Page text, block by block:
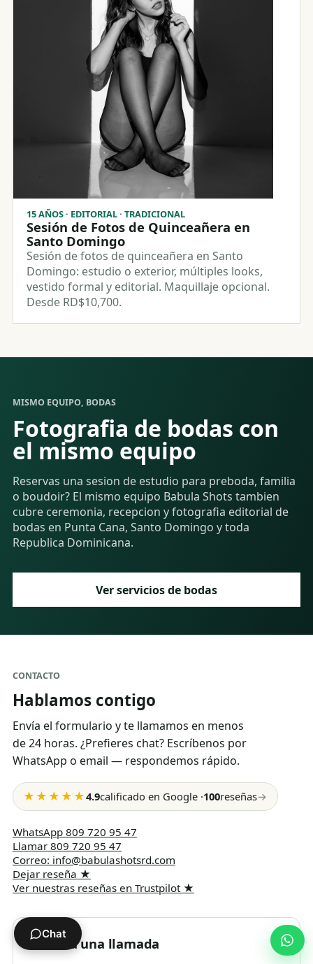
15 AÑOS · EDITORIAL · TRADICIONAL
Sesión de Fotos de Quinceañera en
Santo Domingo
Sesión de fotos de quinceañera en Santo
Domingo: estudio o exterior, múltiples looks,
vestido formal y editorial. Maquillaje opcional.
Desde RD$10,700.
MISMO EQUIPO, BODAS
Fotografia de bodas con
el mismo equipo
Reservas una sesion de estudio para preboda, familia
o boudoir? El mismo equipo Babula Shots tambien
cubre ceremonia, recepcion y fotografia editorial de
bodas en Punta Cana, Santo Domingo y toda
Republica Dominicana.
Ver servicios de bodas
CONTACTO
Hablamos contigo
Envía el formulario y te llamamos en menos
de 24 horas. ¿Prefieres chat? Escríbenos por
WhatsApp o email — respondemos rápido.
★★★★★4.9calificado en Google ·100reseñas→
WhatsApp 809 720 95 47
Llamar 809 720 95 47
Correo: info@babulashotsrd.com
Dejar reseña ★
Ver nuestras reseñas en Trustpilot★
Solicita una llamada
Chat